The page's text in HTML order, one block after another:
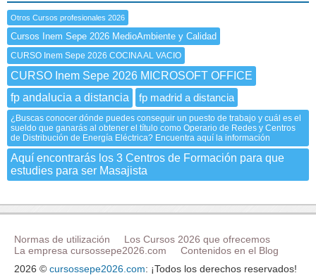
Otros Cursos profesionales 2026
Cursos Inem Sepe 2026 MedioAmbiente y Calidad
CURSO Inem Sepe 2026 COCINA AL VACIO
CURSO Inem Sepe 2026 MICROSOFT OFFICE
fp andalucia a distancia
fp madrid a distancia
¿Buscas conocer dónde puedes conseguir un puesto de trabajo y cuál es el
sueldo que ganarás al obtener el título como Operario de Redes y Centros
de Distribución de Energía Eléctrica? Encuentra aquí la información
Aquí encontrarás los 3 Centros de Formación para que
estudies para ser Masajista
Normas de utilización
Los Cursos 2026 que ofrecemos
La empresa cursossepe2026.com
Contenidos en el Blog
2026 © cursossepe2026.com: ¡Todos los derechos reservados!